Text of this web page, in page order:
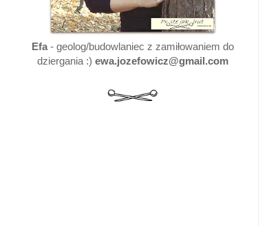
Efa- geolog/budowlaniec z zamiłowaniem do
dziergania :) ewa.jozefowicz@gmail.com